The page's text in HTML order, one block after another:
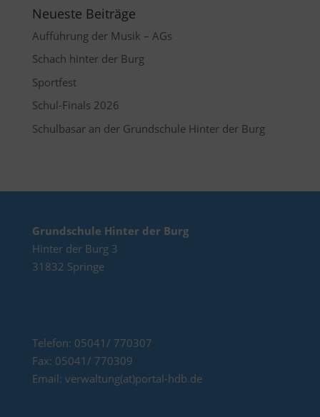
Neueste Beiträge
Aufführung der Musik – AGs
Schach hinter der Burg
Sportfest
Schul-Finals 2026
Schulbasar an der Grundschule Hinter der Burg
Grundschule Hinter der Burg
Hinter der Burg 3
31832 Springe
Telefon: 05041/ 770307
Fax: 05041/ 770309
Email: verwaltung(at)portal-hdb.de